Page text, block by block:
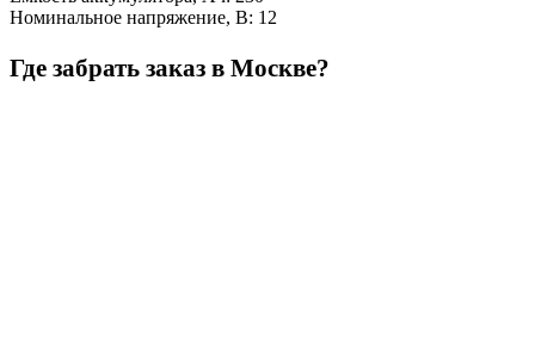
Номинальное напряжение, В: 12
Где забрать заказ в Москве?